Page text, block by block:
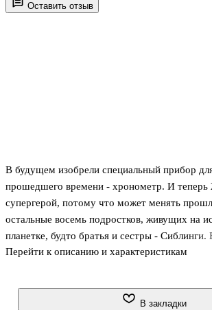
Оставить отзыв
В будущем изобрели специальный прибор
прошедшего времени - хронометр. И теперь
супергерой, потому что может менять
остальные восемь подростков, живущих на
планетке, будто братья и сестры - Сиблинги.
жили свою жизнь, но однажды что-то пошло
список конкурса "Книгуру" в 2017 году. .Для
Перейти к описанию и характеристикам
В закладки